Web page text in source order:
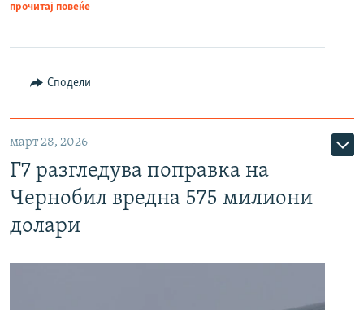
прочитај повеќе
Сподели
март 28, 2026
Г7 разгледува поправка на
Чернобил вредна 575 милиони
долари